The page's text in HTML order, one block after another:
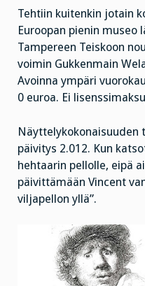
Tehtiin kuitenkin jotain
Euroopan pienin museo
Tampereen Teiskoon
voimin Gukkenmain
Avoinna ympäri
0 euroa. Ei
Näyttelykokonaisuuden
päivitys 2.012. Kun
hehtaarin pellolle, eipä
päivittämään Vincent
viljapellon yllä”.